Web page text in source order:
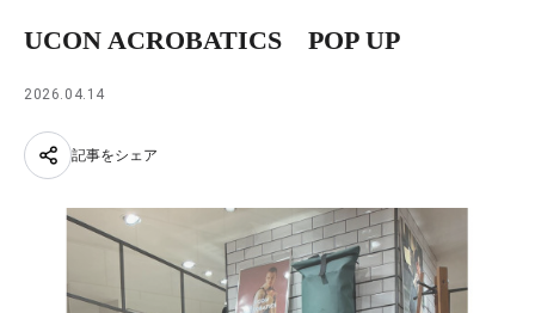
UCON ACROBATICS POP UP
2026.04.14
記事をシェア